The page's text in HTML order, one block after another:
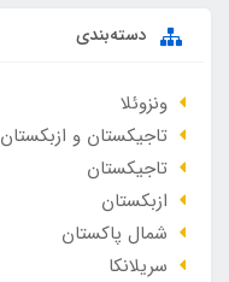
دسته‌بندی
ونزوئلا
تاجیکستان و ازبکستان
تاجیکستان
ازبکستان
شمال پاکستان
سریلانکا